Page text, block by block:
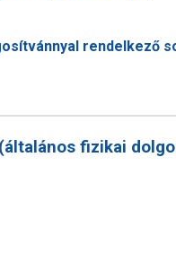
rendelkező
fizikai